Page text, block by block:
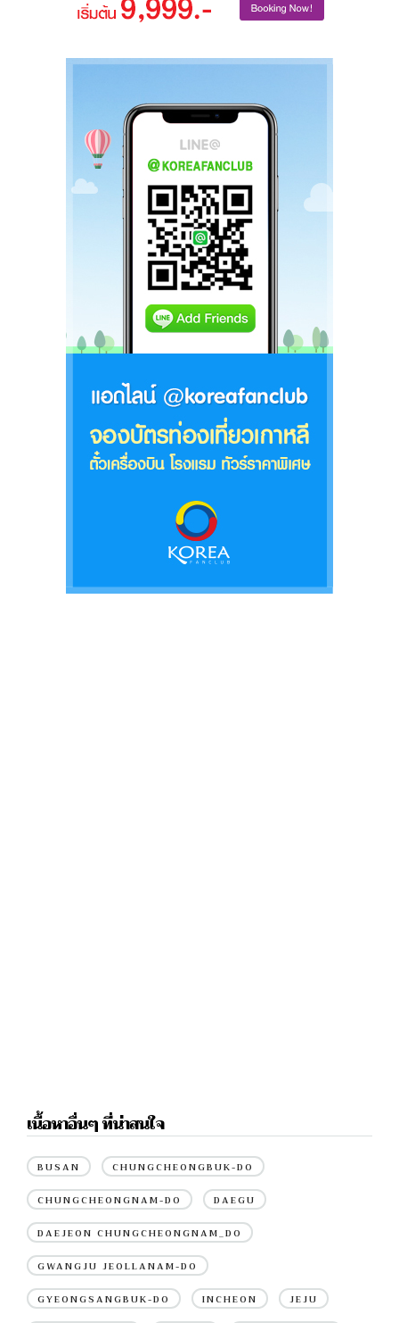
เนื้อหาอื่นๆ ที่น่าสนใจ
BUSAN CHUNGCHEONGBUK-DO
CHUNGCHEONGNAM-DO DAEGU
DAEJEON CHUNGCHEONGNAM_DO
GWANGJU JEOLLANAM-DO
GYEONGSANGBUK-DO INCHEON JEJU